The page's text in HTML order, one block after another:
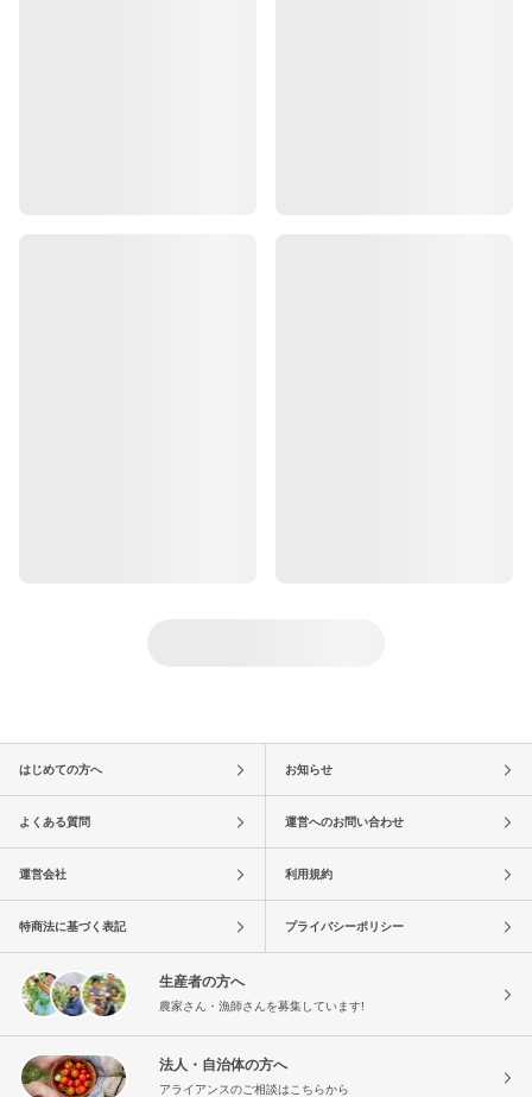
はじめての方へ お知らせ
よくある質問 運営へのお問い合わせ
運営会社 利用規約
特商法に基づく表記 プライバシーポリシー
生産者の方へ
農家さん・漁師さんを募集しています!
法人・自治体の方へ
アライアンスのご相談はこちらから